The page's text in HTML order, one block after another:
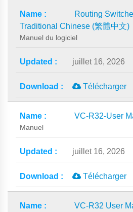
Routing
Traditional Chinese (繁體中文)
Manuel du logiciel
juillet 16, 2026
Télécharger
VC-R32-User
Manuel
juillet 16, 2026
Télécharger
VC-R32 User